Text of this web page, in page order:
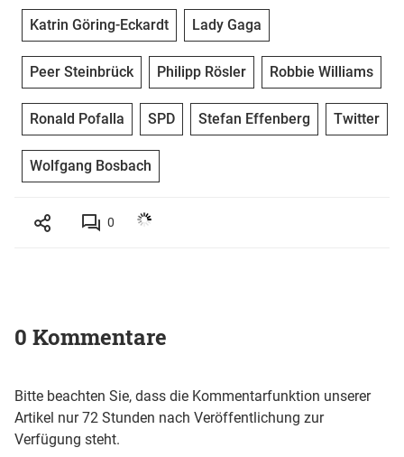
Katrin Göring-Eckardt Lady Gaga
Peer Steinbrück Philipp Rösler Robbie Williams
Ronald Pofalla SPD Stefan Effenberg Twitter
Wolfgang Bosbach
0
0 Kommentare
Bitte beachten Sie, dass die Kommentarfunktion unserer
Artikel nur 72 Stunden nach Veröffentlichung zur
Verfügung steht.